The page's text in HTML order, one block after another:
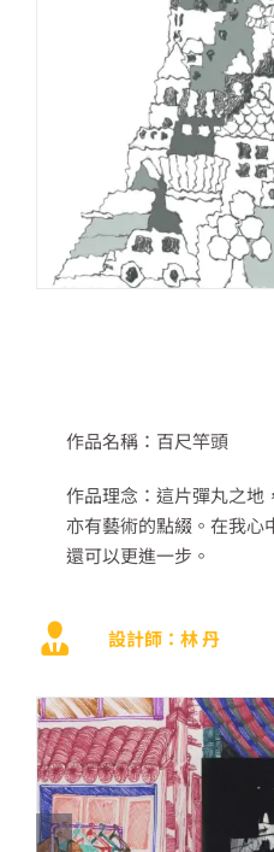
作品名稱：百尺竿頭
作品理念：這片彈丸之地
亦有藝術的點綴。在我心
還可以更進一步。
設計師：林 丹